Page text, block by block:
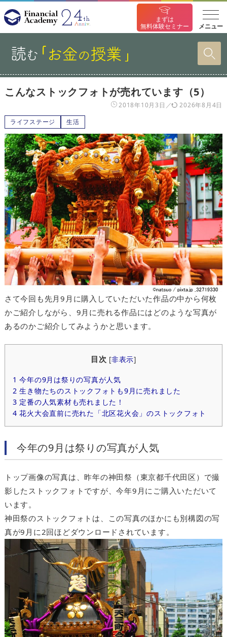
まずは
無料体験セミナー
メニュー
こんなストックフォトが売れています（5）
2018年10月3日
2026年8月4日
ライフステージ
生活
さて今回も先月9月に購入していただいた作品の中から何枚
かご紹介しながら、9月に売れる作品にはどのような写真が
あるのかご紹介してみようかと思います。
目次 [非表示]
1 今年の9月は祭りの写真が人気
2 生き物たちのストックフォトも9月に売れました
3 定番の人気素材も売れました！
4 花火大会直前に売れた「北区花火会」のストックフォト
今年の9月は祭りの写真が人気
トップ画像の写真は、昨年の神田祭（東京都千代田区）で撮
影したストックフォトですが、今年9月にご購入いただいて
います。
神田祭のストックフォトは、この写真のほかにも別構図の写
真が9月に2回ほどダウンロードされています。